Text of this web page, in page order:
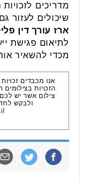
מדריכים
שיכולים לעזור
ארז עורך דין
לתיאום פגישת
מכדי להשאיר
אנו מכבדים
הזכויות
צילום אשר יש
ולבקש